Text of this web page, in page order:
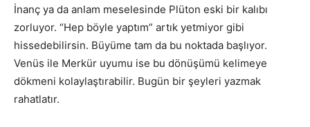
İnanç ya da anlam meselesinde Plüton eski bir kalıbı
zorluyor. “Hep böyle yaptım” artık yetmiyor gibi
hissedebilirsin. Büyüme tam da bu noktada başlıyor.
Venüs ile Merkür uyumu ise bu dönüşümü kelimeye
dökmeni kolaylaştırabilir. Bugün bir şeyleri yazmak
rahatlatır.